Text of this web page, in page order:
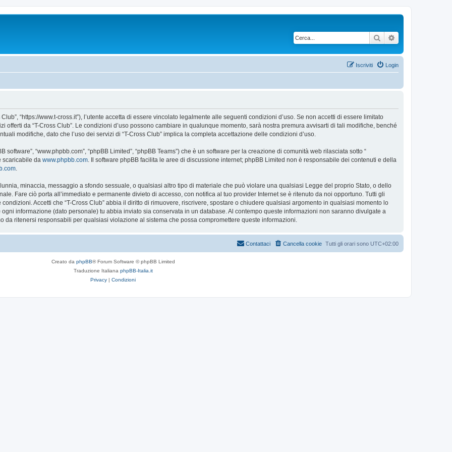
Cerca
Login
Iscriviti
Club”, “https://www.t-cross.it”), l’utente accetta di essere vincolato legalmente alle seguenti condizioni d’uso. Se non accetti di essere limitato
offerti da “T-Cross Club”. Le condizioni d’uso possono cambiare in qualunque momento, sarà nostra premura avvisarti di tali modifiche, benché
modifiche, dato che l’uso dei servizi di “T-Cross Club” implica la completa accettazione delle condizioni d’uso.
software”, “www.phpbb.com”, “phpBB Limited”, “phpBB Teams”) che è un software per la creazione di comunità web rilasciata sotto “
scaricabile da www.phpbb.com . Il software phpBB facilita le aree di discussione internet; phpBB Limited non è responsabile dei contenuti e della
minaccia, messaggio a sfondo sessuale, o qualsiasi altro tipo di materiale che può violare una qualsiasi Legge del proprio Stato, o dello
Fare ciò porta all’immediato e permanente divieto di accesso, con notifica al tuo provider Internet se è ritenuto da noi opportuno. Tutti gli
Accetti che “T-Cross Club” abbia il diritto di rimuovere, riscrivere, spostare o chiudere qualsiasi argomento in qualsiasi momento lo
informazione (dato personale) tu abbia inviato sia conservata in un database. Al contempo queste informazioni non saranno divulgate a
da ritenersi responsabili per qualsiasi violazione al sistema che possa compromettere queste informazioni.
Tutti gli orari sono UTC+02:00
Cancella cookie
Contattaci
Creato da phpBB® Forum Software © phpBB Limited
Traduzione Italiana phpBB-Italia.it
Privacy | Condizioni